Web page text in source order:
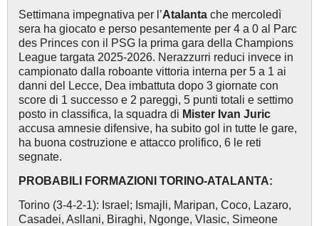
Settimana impegnativa per l’Atalanta che mercoledì
sera ha giocato e perso pesantemente per 4 a 0 al Parc
des Princes con il PSG la prima gara della Champions
League targata 2025-2026. Nerazzurri reduci invece in
campionato dalla roboante vittoria interna per 5 a 1 ai
danni del Lecce, Dea imbattuta dopo 3 giornate con
score di 1 successo e 2 pareggi, 5 punti totali e settimo
posto in classifica, la squadra di Mister Ivan Juric
accusa amnesie difensive, ha subito gol in tutte le gare,
ha buona costruzione e attacco prolifico, 6 le reti
segnate.
PROBABILI FORMAZIONI TORINO-ATALANTA:
Torino (3-4-2-1): Israel; Ismajli, Maripan, Coco, Lazaro,
Casadei, Asllani, Biraghi, Ngonge, Vlasic, Simeone